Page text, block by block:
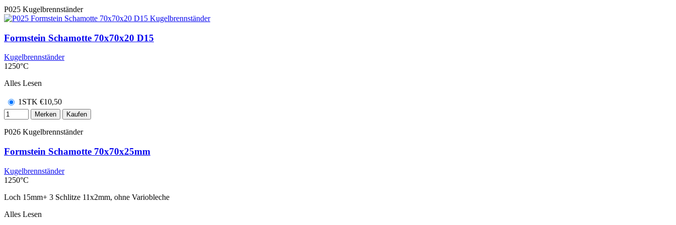
P025 Kugelbrennständer
Formstein Schamotte 70x70x20 D15
Kugelbrennständer
1250°C
Alles Lesen
1STK €10,50
Merken Kaufen
P026 Kugelbrennständer
Formstein Schamotte 70x70x25mm
Kugelbrennständer
1250°C
Loch 15mm+ 3 Schlitze 11x2mm, ohne Variobleche
Alles Lesen